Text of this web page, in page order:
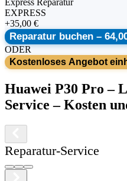
Express Reparatur
EXPRESS
+35,00 €
Reparatur buchen –
ODER
Kostenloses Angebot
Huawei P30 Pro –
Service – Kosten
Reparatur-Service